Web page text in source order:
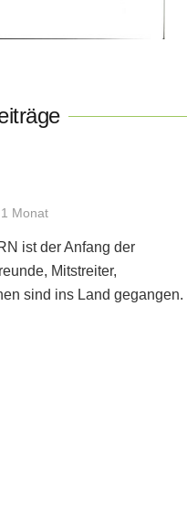
Monat
ist der Anfang der
Mitstreiter,
sind ins Land gegangen.